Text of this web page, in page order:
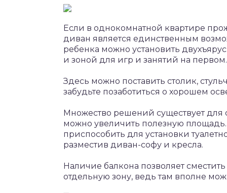
Если в однокомнатной квартире
диван является единственным
ребенка можно установить
и зоной для игр и занятий на первом.
Здесь можно поставить столик,
забудьте позаботиться о хорошем
Множество решений существует для
можно увеличить полезную
приспособить для установки
разместив диван-софу и кресла.
Наличие балкона позволяет
отдельную зону, ведь там вполне